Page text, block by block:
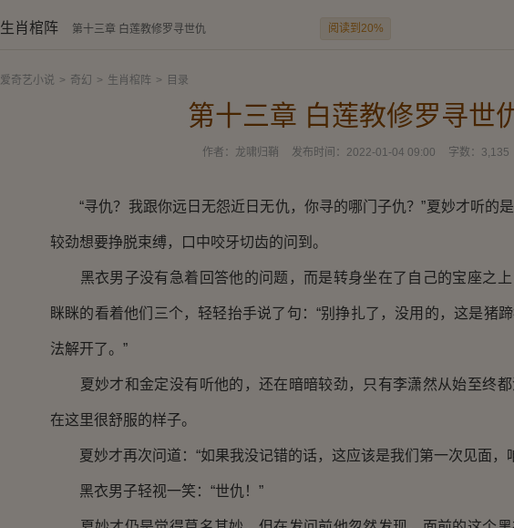
生肖棺阵 第十三章 白莲教修罗寻世仇 阅读到20%
爱奇艺小说 > 奇幻 > 生肖棺阵 > 目录
第十三章 白莲教修罗寻世
作者： 龙啸归鞘 发布时间： 2022-01-04 09:00 字数： 3,135
“寻仇？我跟你远日无怨近日无仇，你寻的哪门子仇？”夏妙才听的
较劲想要挣脱束缚，口中咬牙切齿的问到。
黑衣男子没有急着回答他的问题，而是转身坐在了自己的宝座之上
眯眯的看着他们三个，轻轻抬手说了句：“别挣扎了，没用的，这是猪
法解开了。”
夏妙才和金定没有听他的，还在暗暗较劲，只有李潇然从始至终都
在这里很舒服的样子。
夏妙才再次问道：“如果我没记错的话，这应该是我们第一次见面，
黑衣男子轻视一笑：“世仇！”